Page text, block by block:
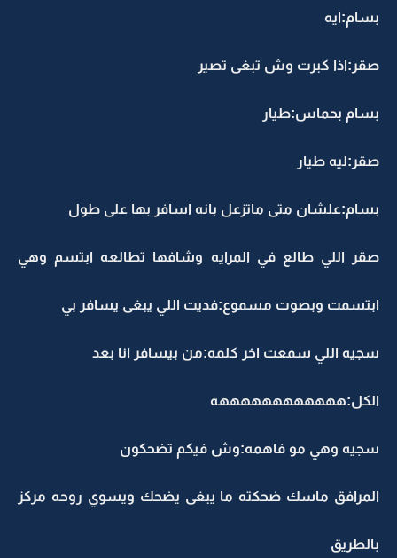
بسام:ايه
صقر:اذا كبرت وش تبغى تصير
بسام بحماس:طيار
صقر:ليه طيار
بسام:علشان متى ماتزعل بانه اسافر بها على طول
صقر اللي طالع في المرايه وشافها تطالعه ابتسم وهي
ابتسمت وبصوت مسموع:فديت اللي يبغى يسافر بي
سجيه اللي سمعت اخر كلمه:من بيسافر انا بعد
الكل:ههههههههههههه
سجيه وهي مو فاهمه:وش فيكم تضحكون
المرافق ماسك ضحكته ما يبغى يضحك ويسوي روحه مركز
بالطريق